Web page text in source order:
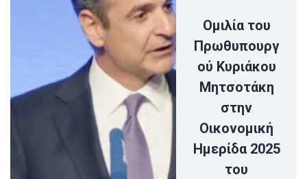
Ομιλία του
Πρωθυπουργ
ού Κυριάκου
Μητσοτάκη
στην
Οικονομική
Ημερίδα 2025
του